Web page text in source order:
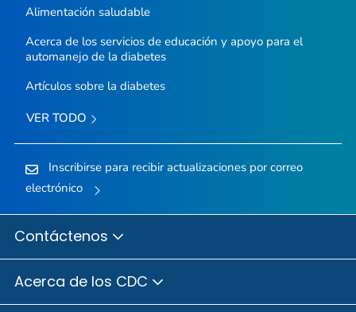
Alimentación saludable
Acerca de los servicios de educación y apoyo para el
automanejo de la diabetes
Artículos sobre la diabetes
VER TODO
Inscribirse para recibir actualizaciones por correo
electrónico
Contáctenos
Acerca de los CDC